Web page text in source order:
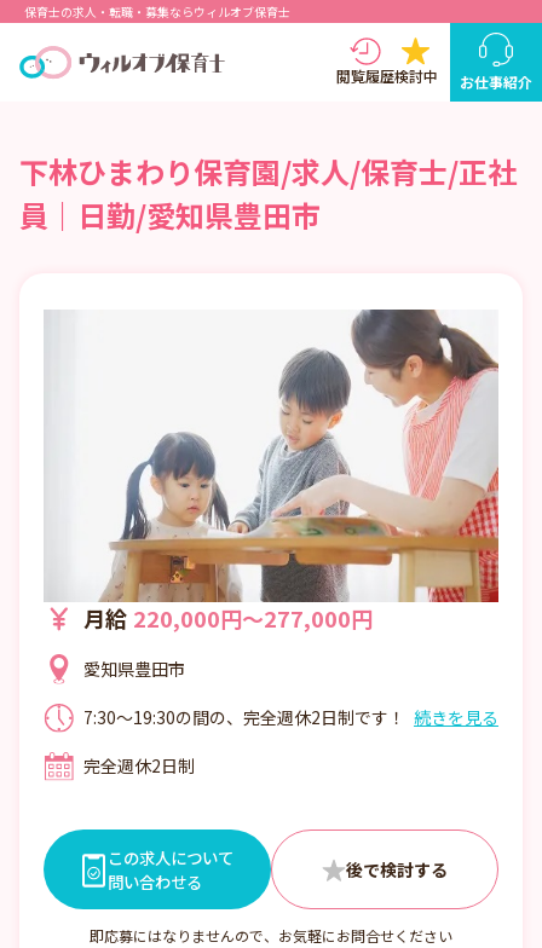
保育士の求人・転職・募集ならウィルオブ保育士
閲覧履歴検討中 お仕事紹介
下林ひまわり保育園/求人/保育士/正社
員｜日勤/愛知県豊田市
月給 220,000円～277,000円
愛知県豊田市
7:30～19:30の間の、完全週休2日制です！
ありますので、プライベートもバッチリ充
続きを見る
完全週休2日制
この求人について
問い合わせる
即応募にはなりませんので、お気軽にお問合せください